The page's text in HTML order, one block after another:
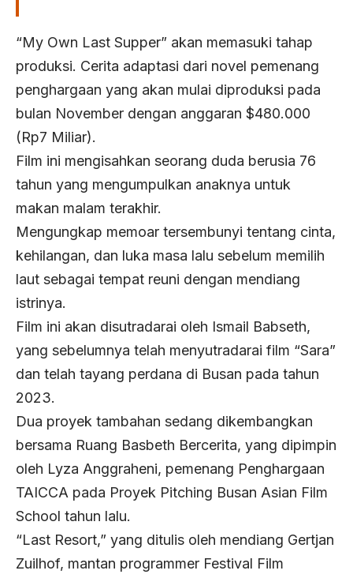
“My Own Last Supper” akan memasuki tahap
produksi. Cerita adaptasi dari novel pemenang
penghargaan yang akan mulai diproduksi pada
bulan November dengan anggaran $480.000
(Rp7 Miliar).
Film ini mengisahkan seorang duda berusia 76
tahun yang mengumpulkan anaknya untuk
makan malam terakhir.
Mengungkap memoar tersembunyi tentang cinta,
kehilangan, dan luka masa lalu sebelum memilih
laut sebagai tempat reuni dengan mendiang
istrinya.
Film ini akan disutradarai oleh Ismail Babseth,
yang sebelumnya telah menyutradarai film “Sara”
dan telah tayang perdana di Busan pada tahun
2023.
Dua proyek tambahan sedang dikembangkan
bersama Ruang Basbeth Bercerita, yang dipimpin
oleh Lyza Anggraheni, pemenang Penghargaan
TAICCA pada Proyek Pitching Busan Asian Film
School tahun lalu.
“Last Resort,” yang ditulis oleh mendiang Gertjan
Zuilhof, mantan programmer Festival Film